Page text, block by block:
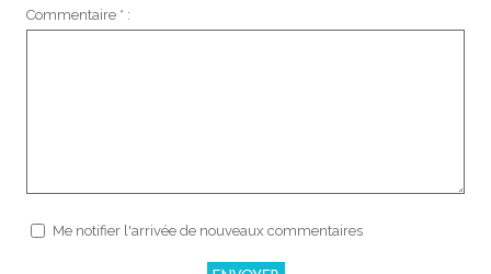
Commentaire * :
Me notifier l'arrivée de nouveaux commentaires